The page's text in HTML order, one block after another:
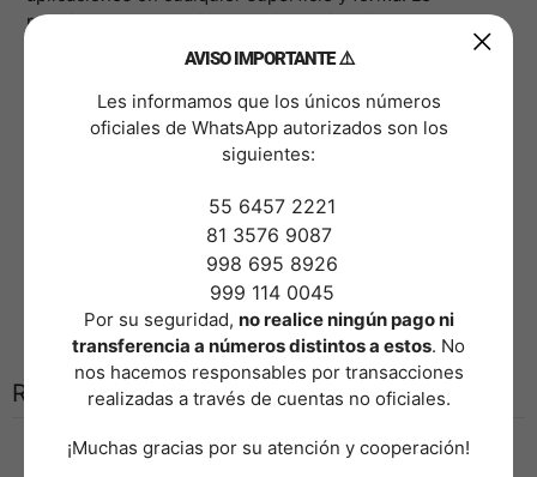
permiten lograr ambientes con apariencia natural, que a
todo mundo agrada.
Mantenimiento & Cuidados.
-Ya que al ser un producto de polipropileno plástico para
exteriores su mantenimiento es muy sencillo, solo se
de agua en este para quitar el exceso de polvo.
Ancho: 50cm.
Reseñas de clientes
AVISO IMPORTANTE ⚠️
​Les informamos que los únicos números
oficiales de WhatsApp autorizados son los
siguientes:
​ 55 6457 2221
81 3576 9087
​ 998 695 8926
​ 999 114 0045
​Por su seguridad, no realice ningún pago ni
transferencia a números distintos a estos. No
nos hacemos responsables por transacciones
realizadas a través de cuentas no oficiales.
​¡Muchas gracias por su atención y cooperación!